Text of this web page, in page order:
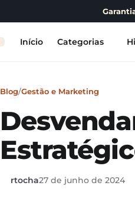
Início Categorias
Blog/Gestão e Marketing
rtocha27 de junho de 2024